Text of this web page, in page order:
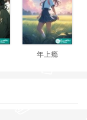
年上瘾